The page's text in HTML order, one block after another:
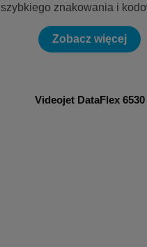
szybkiego znakowania i
Zobacz więcej
Videojet DataFlex 6530